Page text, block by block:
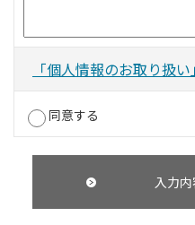
「個人情報のお取り扱い」
同意する